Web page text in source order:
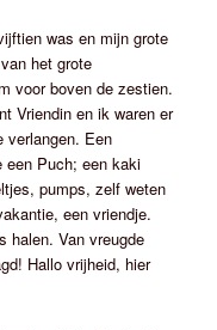
was en mijn grote
het grote
voor boven de zestien.
Vriendin en ik waren er
verlangen. Een
een Puch; een kaki
pumps, zelf weten
een vriendje.
halen. Van vreugde
Hallo vrijheid, hier